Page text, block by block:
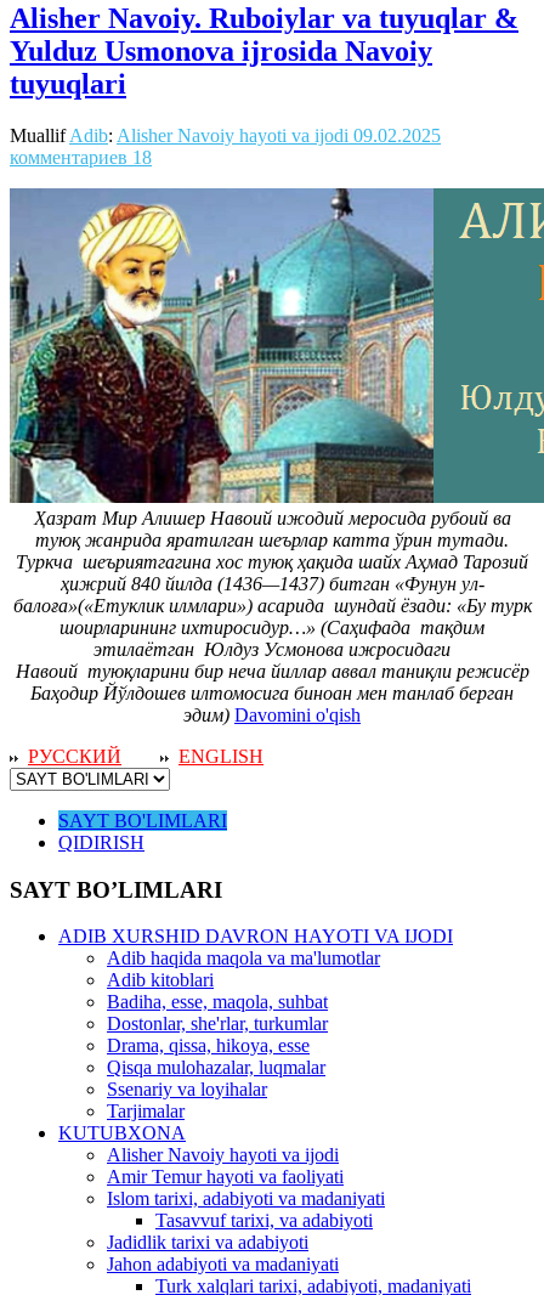
Alisher Navoiy. Ruboiylar va tuyuqlar &
Yulduz Usmonova ijrosida Navoiy
tuyuqlari
MuallifAdib: Alisher Navoiy hayoti va ijodi 09.02.2025
комментариев 18
Ҳазрат Мир Алишер Навоий ижодий меросида рубоий ва
туюқ жанрида яратилган шеърлар катта ўрин тутади.
Туркча шеъриятгагина хос туюқ ҳақида шайх Аҳмад Тарозий
ҳижрий 840 йилда (1436—1437) битган «Фунун ул-
балоға»(«Етуклик илмлари») асарида шундай ёзади: «Бу турк
шоирларининг ихтиросидур…» (Саҳифада тақдим
этилаётган Юлдуз Усмонова ижросидаги
Навоий туюқларини бир неча йиллар аввал таниқли режисёр
Баҳодир Йўлдошев илтомосига биноан мен танлаб берган
эдим) Davomini o'qish
РУССКИЙ
ENGLISH
SAYT BO'LIMLARI
QIDIRISH
SAYT BO’LIMLARI
ADIB XURSHID DAVRON HAYOTI VA IJODI
Adib haqida maqola va ma'lumotlar
Adib kitoblari
Badiha, esse, maqola, suhbat
Dostonlar, she'rlar, turkumlar
Drama, qissa, hikoya, esse
Qisqa mulohazalar, luqmalar
Ssenariy va loyihalar
Tarjimalar
KUTUBXONA
Alisher Navoiy hayoti va ijodi
Amir Temur hayoti va faoliyati
Islom tarixi, adabiyoti va madaniyati
Tasavvuf tarixi, va adabiyoti
Jadidlik tarixi va adabiyoti
Jahon adabiyoti va madaniyati
Turk xalqlari tarixi, adabiyoti, madaniyati